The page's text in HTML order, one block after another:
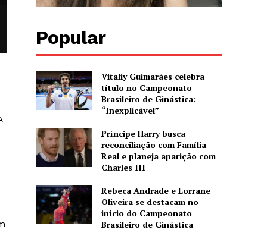
Popular
Vitaliy Guimarães celebra
título no Campeonato
Brasileiro de Ginástica:
“Inexplicável”
Príncipe Harry busca
reconciliação com Família
Real e planeja aparição com
Charles III
Rebeca Andrade e Lorrane
Oliveira se destacam no
início do Campeonato
Brasileiro de Ginástica